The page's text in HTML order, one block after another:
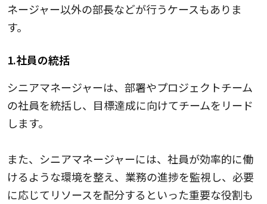
ネージャー以外の部長などが行うケースもありま
す。
1.社員の統括
シニアマネージャーは、部署やプロジェクトチーム
の社員を統括し、目標達成に向けてチームをリード
します。
また、シニアマネージャーには、社員が効率的に働
けるような環境を整え、業務の進捗を監視し、必要
に応じてリソースを配分するといった重要な役割も